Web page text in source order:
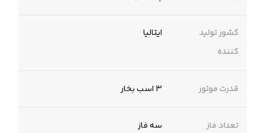
کشور تولید
کننده
ایتالیا
قدرت موتور 3 اسب بخار
تعداد فاز سه فاز